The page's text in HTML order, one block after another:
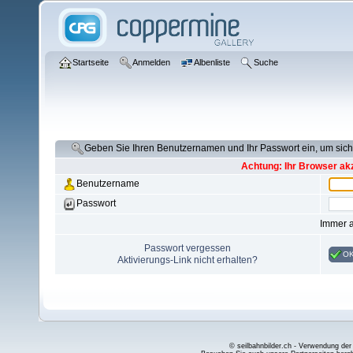
Startseite Anmelden Albenliste Suche
Geben Sie Ihren Benutzernamen und Ihr Passwort ein, um
Achtung: Ihr Browser
Benutzername
Passwort
Immer
Passwort vergessen
Aktivierungs-Link nicht erhalten?
© seilbahnbilder.ch - Verwendung